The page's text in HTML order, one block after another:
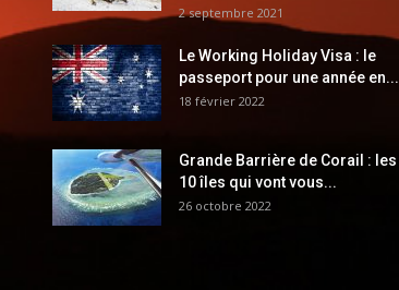
2 septembre 2021
Le Working Holiday Visa : le
passeport pour une année en...
18 février 2022
Grande Barrière de Corail : les
10 îles qui vont vous...
26 octobre 2022